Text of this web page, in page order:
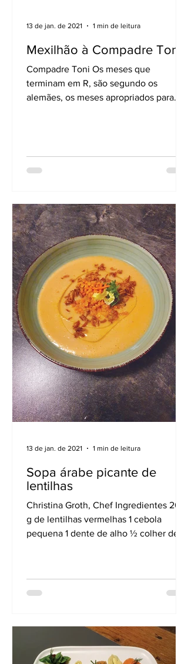
Mexilhão à Compadre Toni
Compadre Toni Os meses que
terminam em R, são segundo os
alemães, os meses apropriados para
13 de jan. de 2021 1 min de leitura
Sopa árabe picante de
lentilhas
Christina Groth, Chef Ingredientes 200
g de lentilhas vermelhas 1 cebola
pequena 1 dente de alho ½ colher de
13 de jan. de 2021 1 min de leitura